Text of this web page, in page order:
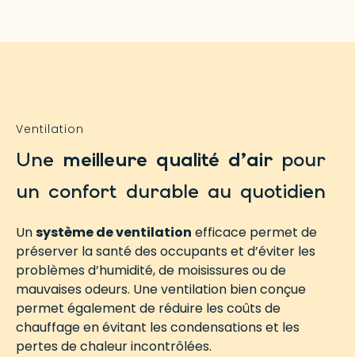
Ventilation
Une meilleure qualité d’airpour
un confort durable au quotidien
Unsystème de ventilation efficace permet de
préserver la santé des occupants et d’éviter les
problèmes d’humidité, de moisissures ou de
mauvaises odeurs. Une ventilation bien conçue
permet également de réduire les coûts de
chauffage en évitant les condensations et les
pertes de chaleur incontrôlées.